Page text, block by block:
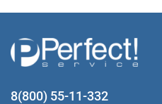
8(800) 55-11-332